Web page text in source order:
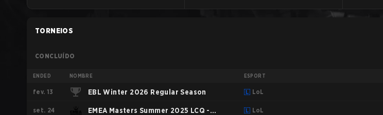
TORNEIOS
CONCLUÍDO
ENDED NOMBRE ESPORT
fev. 13 EBL Winter 2026 Regular Season LoL
set. 24 EMEA Masters Summer 2025 LCQ - LoL